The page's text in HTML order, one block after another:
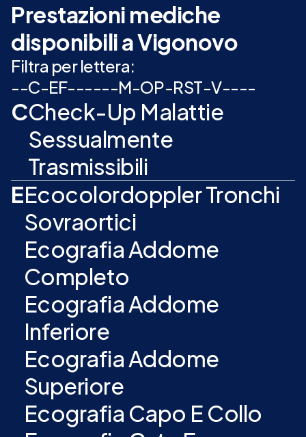
Prestazioni mediche
disponibili a Vigonovo
Filtra per lettera:
--C-EF------M-OP-RST-V----
CCheck-Up Malattie
Sessualmente
Trasmissibili
EEcocolordoppler Tronchi
Sovraortici
Ecografia Addome
Completo
Ecografia Addome
Inferiore
Ecografia Addome
Superiore
Ecografia Capo E Collo